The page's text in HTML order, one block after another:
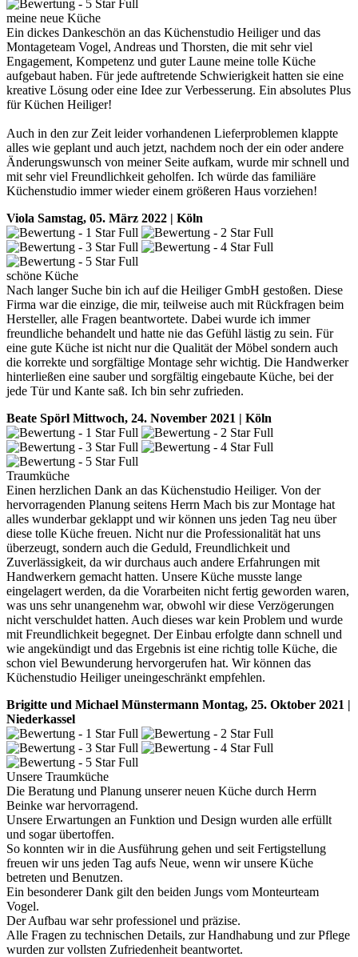
meine neue Küche
Ein dickes Dankeschön an das Küchenstudio Heiliger und das
Montageteam Vogel, Andreas und Thorsten, die mit sehr viel
Engagement, Kompetenz und guter Laune meine tolle Küche
aufgebaut haben. Für jede auftretende Schwierigkeit hatten sie eine
kreative Lösung oder eine Idee zur Verbesserung. Ein absolutes Plus
für Küchen Heiliger!
Auch in den zur Zeit leider vorhandenen Lieferproblemen klappte
alles wie geplant und auch jetzt, nachdem noch der ein oder andere
Änderungswunsch von meiner Seite aufkam, wurde mir schnell und
mit sehr viel Freundlichkeit geholfen. Ich würde das familiäre
Küchenstudio immer wieder einem größeren Haus vorziehen!
Viola Samstag, 05. März 2022 | Köln
schöne Küche
Nach langer Suche bin ich auf die Heiliger GmbH gestoßen. Diese
Firma war die einzige, die mir, teilweise auch mit Rückfragen beim
Hersteller, alle Fragen beantwortete. Dabei wurde ich immer
freundliche behandelt und hatte nie das Gefühl lästig zu sein. Für
eine gute Küche ist nicht nur die Qualität der Möbel sondern auch
die korrekte und sorgfältige Montage sehr wichtig. Die Handwerker
hinterließen eine sauber und sorgfältig eingebaute Küche, bei der
jede Tür und Kante saß. Ich bin sehr zufrieden.
Beate Spörl Mittwoch, 24. November 2021 | Köln
Traumküche
Einen herzlichen Dank an das Küchenstudio Heiliger. Von der
hervorragenden Planung seitens Herrn Mach bis zur Montage hat
alles wunderbar geklappt und wir können uns jeden Tag neu über
diese tolle Küche freuen. Nicht nur die Professionalität hat uns
überzeugt, sondern auch die Geduld, Freundlichkeit und
Zuverlässigkeit, da wir durchaus auch andere Erfahrungen mit
Handwerkern gemacht hatten. Unsere Küche musste lange
eingelagert werden, da die Vorarbeiten nicht fertig geworden waren,
was uns sehr unangenehm war, obwohl wir diese Verzögerungen
nicht verschuldet hatten. Auch dieses war kein Problem und wurde
mit Freundlichkeit begegnet. Der Einbau erfolgte dann schnell und
wie angekündigt und das Ergebnis ist eine richtig tolle Küche, die
schon viel Bewunderung hervorgerufen hat. Wir können das
Küchenstudio Heiliger uneingeschränkt empfehlen.
Brigitte und Michael Münstermann Montag, 25. Oktober 2021 |
Niederkassel
Unsere Traumküche
Die Beratung und Planung unserer neuen Küche durch Herrn
Beinke war hervorragend.
Unsere Erwartungen an Funktion und Design wurden alle erfüllt
und sogar übertoffen.
So konnten wir in die Ausführung gehen und seit Fertigstellung
freuen wir uns jeden Tag aufs Neue, wenn wir unsere Küche
betreten und Benutzen.
Ein besonderer Dank gilt den beiden Jungs vom Monteurteam
Vogel.
Der Aufbau war sehr professionel und präzise.
Alle Fragen zu technischen Details, zur Handhabung und zur Pflege
wurden zur vollsten Zufriedenheit beantwortet.